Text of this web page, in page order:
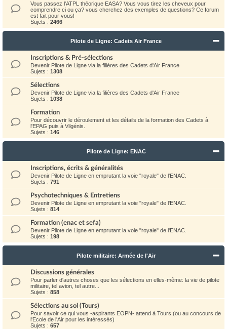
Vous passez l'ATPL théorique EASA? Vous vous tirez les cheveux pour
comprendre ci ou ça? vous cherchez des exemples de questions? Ce forum
est fait pour vous!
Sujets : 2466
Pilote de Ligne: Cadets Air France
Inscriptions & Pré-sélections
Devenir Pilote de Ligne via la filières des Cadets d'Air France
Sujets : 1308
Sélections
Devenir Pilote de Ligne via la filières des Cadets d'Air France
Sujets : 1038
Formation
Pour découvrir le déroulement et les détails de la formation des Cadets à
l'EPAG puis à Vilgénis.
Sujets : 146
Pilote de Ligne: ENAC
Inscriptions, écrits & généralités
Devenir Pilote de Ligne en emprutant la voie "royale" de l'ENAC.
Sujets : 791
Psychotechniques & Entretiens
Devenir Pilote de Ligne en emprutant la voie "royale" de l'ENAC.
Sujets : 814
Formation (enac et sefa)
Devenir Pilote de Ligne en emprutant la voie "royale" de l'ENAC.
Sujets : 198
Pilote militaire: Armée de l'Air
Discussions générales
Pour parler d'autres choses que les sélections en elles-même: la vie de pilote
militaire, tel avion, tel autre...
Sujets : 858
Sélections au sol (Tours)
Pour savoir ce qui vous -aspirants EOPN- attend à Tours (ou au concours de
l'Ecole de l'Air pour les intéressés)
Sujets : 657